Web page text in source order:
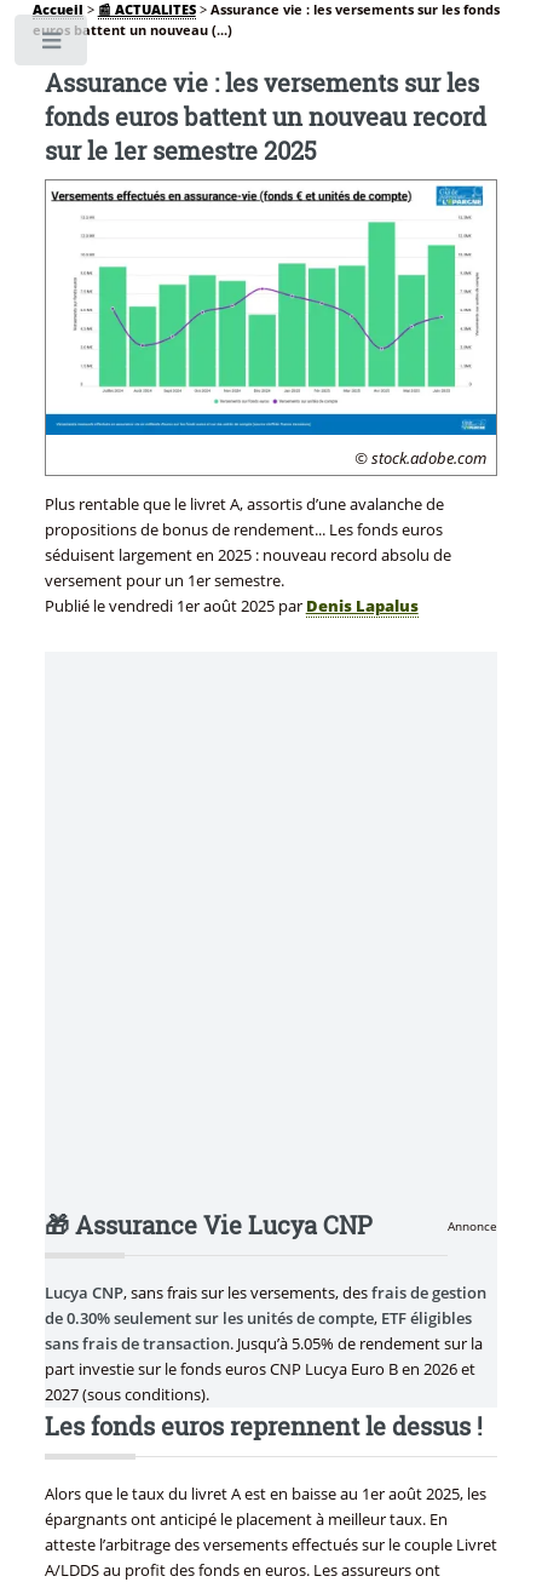
Accueil > 📰 ACTUALITES> Assurance vie : les versements sur les fonds
euros battent un nouveau (...)
Assurance vie : les versements sur les
fonds euros battent un nouveau record
sur le 1er semestre 2025
© stock.adobe.com
Plus rentable que le livret A, assortis d’une avalanche de
propositions de bonus de rendement... Les fonds euros
séduisent largement en 2025 : nouveau record absolu de
versement pour un 1er semestre.
Publié levendredi 1er août 2025par Denis Lapalus
Annonce
🎁 Assurance Vie Lucya CNP
Lucya CNP, sans frais sur les versements, desfrais de gestion
de 0.30% seulement sur les unités de compte, ETF éligibles
sans frais de transaction. Jusqu’à 5.05% de rendement sur la
part investie sur le fonds euros CNP Lucya Euro B en 2026 et
2027 (sous conditions).
Les fonds euros reprennent le dessus !
Alors que le taux du livret A est en baisse au 1er août 2025, les
épargnants ont anticipé le placement à meilleur taux. En
atteste l’arbitrage des versements effectués sur le couple Livret
A/LDDS au profit des fonds en euros. Les assureurs ont